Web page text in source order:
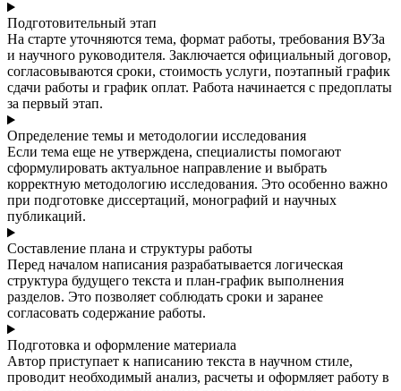
Подготовительный этап
На старте уточняются тема, формат работы, требования ВУЗа
и научного руководителя. Заключается официальный договор,
согласовываются сроки, стоимость услуги, поэтапный график
сдачи работы и график оплат. Работа начинается с предоплаты
за первый этап.
Определение темы и методологии исследования
Если тема еще не утверждена, специалисты помогают
сформулировать актуальное направление и выбрать
корректную методологию исследования. Это особенно важно
при подготовке диссертаций, монографий и научных
публикаций.
Составление плана и структуры работы
Перед началом написания разрабатывается логическая
структура будущего текста и план-график выполнения
разделов. Это позволяет соблюдать сроки и заранее
согласовать содержание работы.
Подготовка и оформление материала
Автор приступает к написанию текста в научном стиле,
проводит необходимый анализ, расчеты и оформляет работу в